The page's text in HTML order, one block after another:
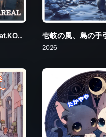
たかやや☆さやさな